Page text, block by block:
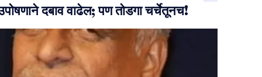
दबाव वाढेल; पण तोडगा चर्चेतूनच!